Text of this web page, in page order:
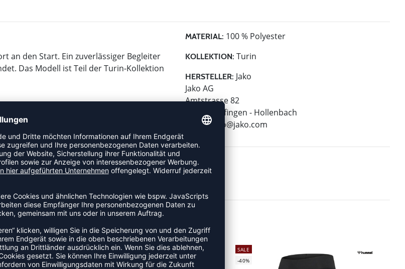
an den Start. Ein zuverlässiger Begleiter
Das Modell ist Teil der Turin-Kollektion
MATERIAL: 100 % Polyester
KOLLEKTION: Turin
HERSTELLER: Jako
Jako AG
Amtstrasse 82
74673 Mulfingen - Hollenbach
E-Mail: info@jako.com
SALE
-60%
SALE
-40%